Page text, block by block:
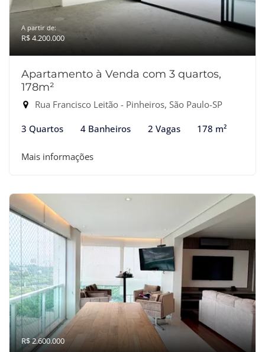
A partir de:
R$ 4.200.000
Apartamento à Venda com 3 quartos,
178m²
Rua Francisco Leitão - Pinheiros, São Paulo-SP
3 Quartos 4 Banheiros 2 Vagas 178 m²
Mais informações
R$ 2.600.000